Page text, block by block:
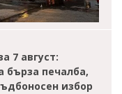
7 август:
бърза печалба,
избор